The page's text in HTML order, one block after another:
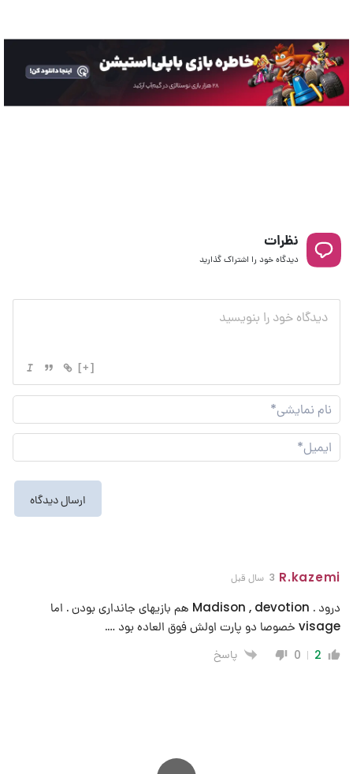
نظرات
دیدگاه خود را اشتراک گذارید
[+]
نام
R.kazemi 3 سال قبل
درود . Madison , devotion هم بازیهای جانداری بودن . اما
visage خصوصا دو پارت اولش فوق العاده بود ….
2
0 پاسخ